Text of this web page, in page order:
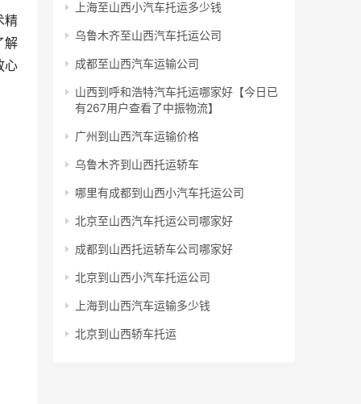
精
解
心
上海至山西小汽车托运多少钱
乌鲁木齐至山西汽车托运公司
成都至山西汽车运输公司
山西到呼和浩特汽车托运哪家好【今日已
有267用户查看了中振物流】
广州到山西汽车运输价格
乌鲁木齐到山西托运轿车
哪里有成都到山西小汽车托运公司
北京至山西汽车托运公司哪家好
成都到山西托运轿车公司哪家好
北京到山西小汽车托运公司
上海到山西汽车运输多少钱
北京到山西轿车托运